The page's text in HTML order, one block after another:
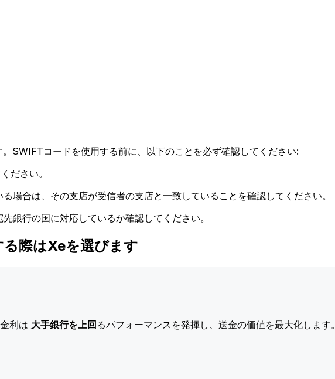
SWIFTコードを使用する前に、以下のことを必ず確認してください:
ださい。
場合は、その支店が受信者の支店と一致していることを確認してください。
銀行の国に対応しているか確認してください。
際はXeを選びます
利は 大手銀行を上回るパフォーマンスを発揮し、送金の価値を最大化します。